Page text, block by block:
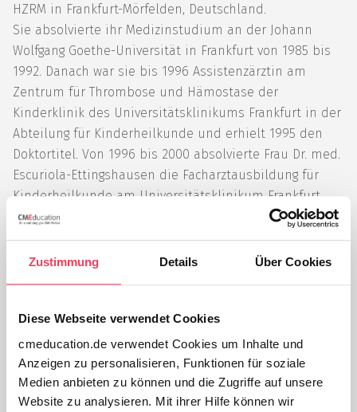
Zustimmung Details Über Cookies
Diese Webseite verwendet Cookies
cmeducation.de verwendet Cookies um Inhalte und
Anzeigen zu personalisieren, Funktionen für soziale
Medien anbieten zu können und die Zugriffe auf unsere
Website zu analysieren. Mit ihrer Hilfe können wir
HZRM in Frankfurt-Mörfelden, Deutschland.
Sie absolvierte ihr Medizinstudium an der Johann
Wolfgang Goethe-Universität in Frankfurt von 1985 bis
1992. Danach war sie bis 1996 Assistenzärztin am
Zentrum für Thrombose und Hämostase der
Kinderklinik des Universitätsklinikums Frankfurt in der
Abteilung für Kinderheilkunde und erhielt 1995 den
Doktortitel. Von 1996 bis 2000 absolvierte Frau Dr. med.
Escuriola-Ettingshausen die Facharztausbildung für
Kinderheilkunde am Universitätsklinikum Frankfurt
und war anschließend bis 2012 Mitarbeiterin des
Zentrums für Thrombose und Hämostase des
Universitätsklinikums Frankfurt, Abteilung
Zu ihren klinischen Schwerpunkten zählen die
hämorrhagischen Erkrankungen mit Fokus auf
Hämophilien, Thrombosen, angeborene Immundefekte
und hereditäre Angioödeme bei Kindern und